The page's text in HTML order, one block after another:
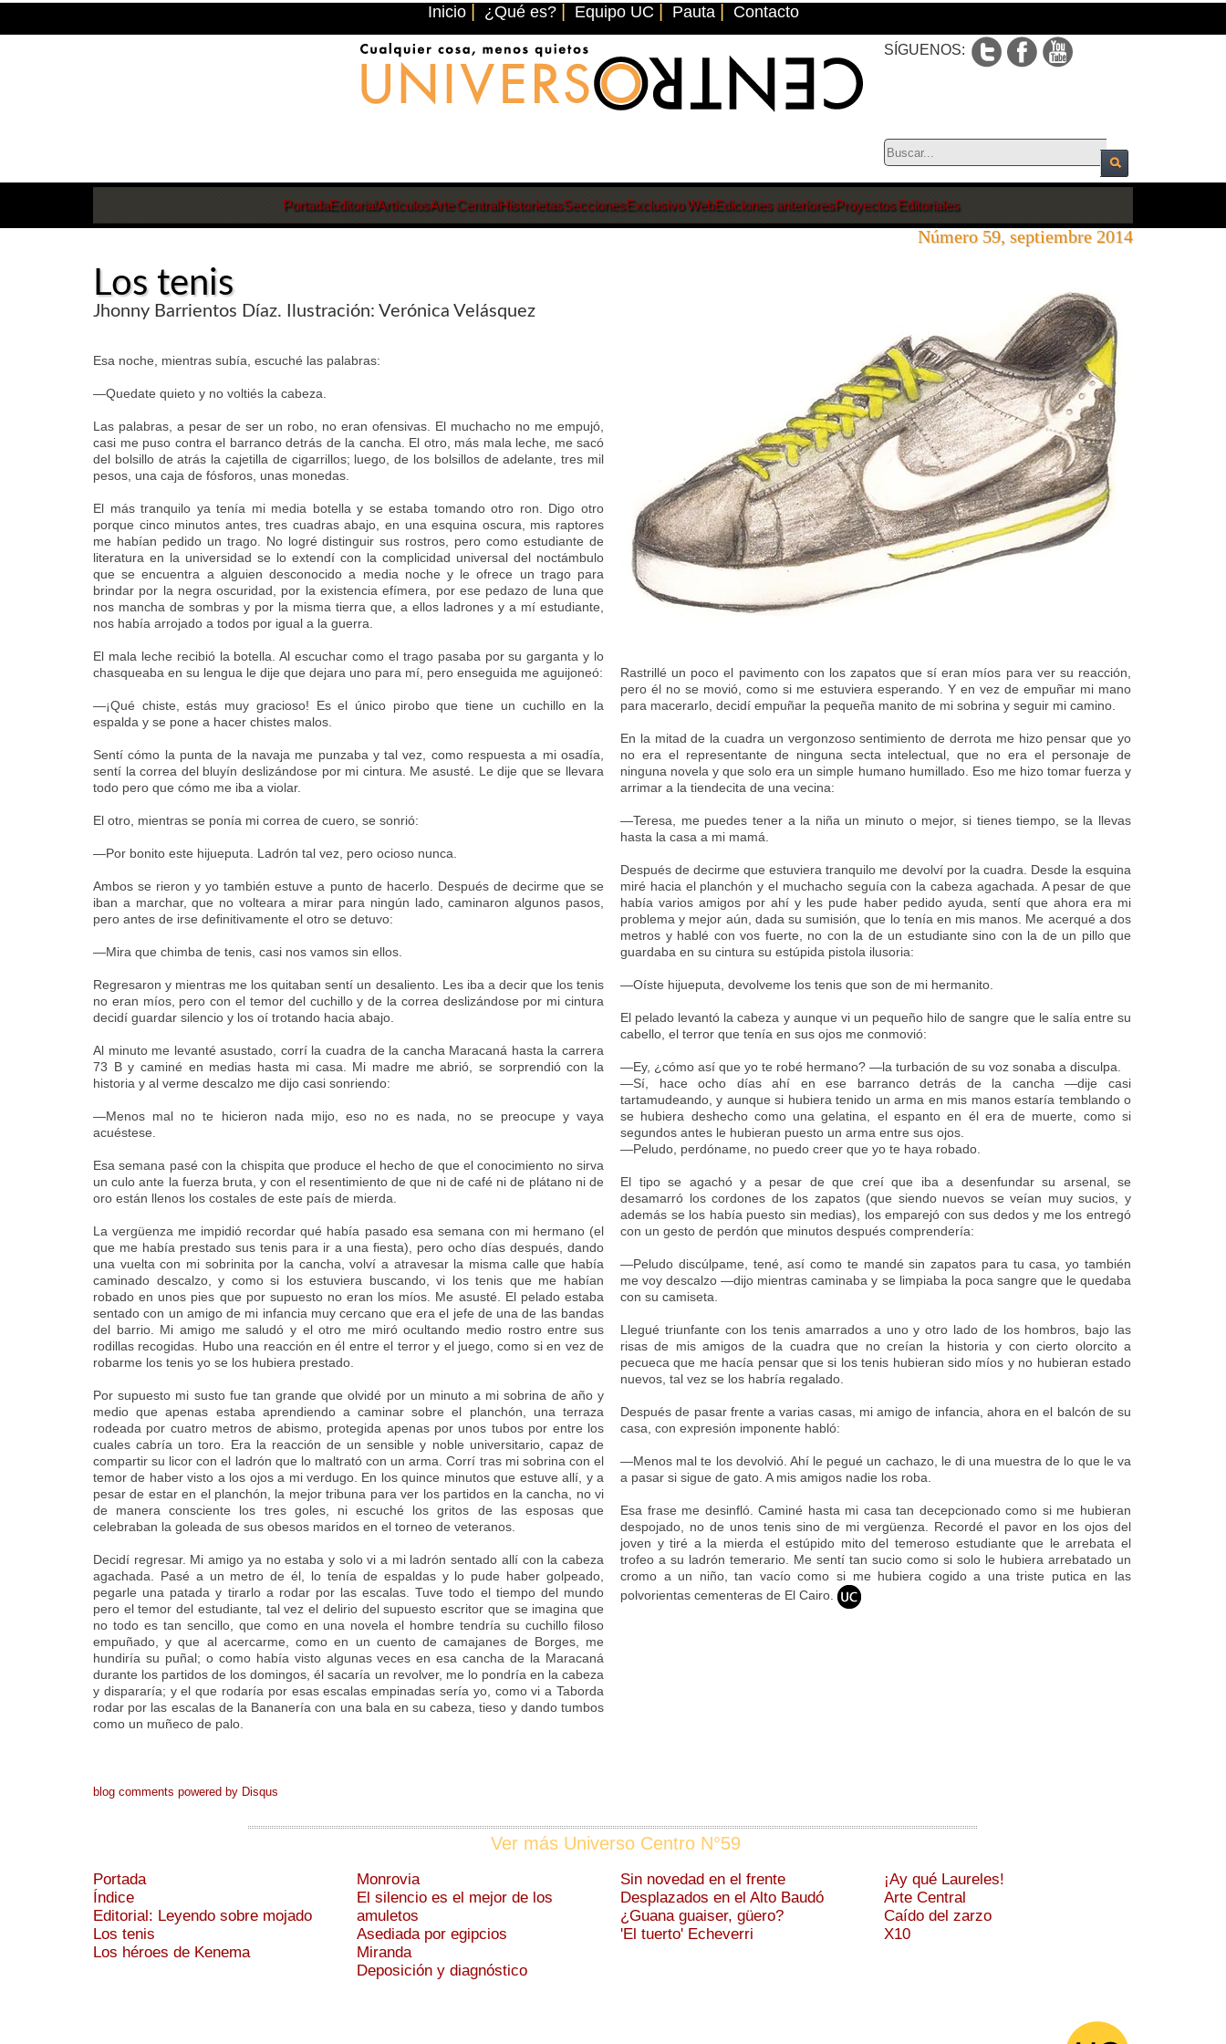
Inicio ¿Qué es? Equipo UC Pauta Contacto
SÍGUENOS:
PortadaEditorialArtículosArte CentralHistorietasSeccionesExclusivo WebEdiciones anterioresProyectos Editoriales
Número 59, septiembre 2014
Los tenis
Jhonny Barrientos Díaz. Ilustración: Verónica Velásquez
Esa noche, mientras subía, escuché las palabras:
—Quedate quieto y no voltiés la cabeza.
Las palabras, a pesar de ser un robo, no eran ofensivas. El muchacho no me empujó,
casi me puso contra el barranco detrás de la cancha. El otro, más mala leche, me sacó
del bolsillo de atrás la cajetilla de cigarrillos; luego, de los bolsillos de adelante, tres mil
pesos, una caja de fósforos, unas monedas.
El más tranquilo ya tenía mi media botella y se estaba tomando otro ron. Digo otro
porque cinco minutos antes, tres cuadras abajo, en una esquina oscura, mis raptores
me habían pedido un trago. No logré distinguir sus rostros, pero como estudiante de
literatura en la universidad se lo extendí con la complicidad universal del noctámbulo
que se encuentra a alguien desconocido a media noche y le ofrece un trago para
brindar por la negra oscuridad, por la existencia efímera, por ese pedazo de luna que
nos mancha de sombras y por la misma tierra que, a ellos ladrones y a mí estudiante,
nos había arrojado a todos por igual a la guerra.
El mala leche recibió la botella. Al escuchar como el trago pasaba por su garganta y lo
chasqueaba en su lengua le dije que dejara uno para mí, pero enseguida me aguijoneó:
—¡Qué chiste, estás muy gracioso! Es el único pirobo que tiene un cuchillo en la
espalda y se pone a hacer chistes malos.
Sentí cómo la punta de la navaja me punzaba y tal vez, como respuesta a mi osadía,
sentí la correa del bluyín deslizándose por mi cintura. Me asusté. Le dije que se llevara
todo pero que cómo me iba a violar.
El otro, mientras se ponía mi correa de cuero, se sonrió:
—Por bonito este hijueputa. Ladrón tal vez, pero ocioso nunca.
Ambos se rieron y yo también estuve a punto de hacerlo. Después de decirme que se
iban a marchar, que no volteara a mirar para ningún lado, caminaron algunos pasos,
pero antes de irse definitivamente el otro se detuvo:
—Mira que chimba de tenis, casi nos vamos sin ellos.
Regresaron y mientras me los quitaban sentí un desaliento. Les iba a decir que los tenis
no eran míos, pero con el temor del cuchillo y de la correa deslizándose por mi cintura
decidí guardar silencio y los oí trotando hacia abajo.
Al minuto me levanté asustado, corrí la cuadra de la cancha Maracaná hasta la carrera
73 B y caminé en medias hasta mi casa. Mi madre me abrió, se sorprendió con la
historia y al verme descalzo me dijo casi sonriendo:
—Menos mal no te hicieron nada mijo, eso no es nada, no se preocupe y vaya
acuéstese.
Esa semana pasé con la chispita que produce el hecho de que el conocimiento no sirva
un culo ante la fuerza bruta, y con el resentimiento de que ni de café ni de plátano ni de
oro están llenos los costales de este país de mierda.
La vergüenza me impidió recordar qué había pasado esa semana con mi hermano (el
que me había prestado sus tenis para ir a una fiesta), pero ocho días después, dando
una vuelta con mi sobrinita por la cancha, volví a atravesar la misma calle que había
caminado descalzo, y como si los estuviera buscando, vi los tenis que me habían
robado en unos pies que por supuesto no eran los míos. Me asusté. El pelado estaba
sentado con un amigo de mi infancia muy cercano que era el jefe de una de las bandas
del barrio. Mi amigo me saludó y el otro me miró ocultando medio rostro entre sus
rodillas recogidas. Hubo una reacción en él entre el terror y el juego, como si en vez de
robarme los tenis yo se los hubiera prestado.
Por supuesto mi susto fue tan grande que olvidé por un minuto a mi sobrina de año y
medio que apenas estaba aprendiendo a caminar sobre el planchón, una terraza
rodeada por cuatro metros de abismo, protegida apenas por unos tubos por entre los
cuales cabría un toro. Era la reacción de un sensible y noble universitario, capaz de
compartir su licor con el ladrón que lo maltrató con un arma. Corrí tras mi sobrina con el
temor de haber visto a los ojos a mi verdugo. En los quince minutos que estuve allí, y a
pesar de estar en el planchón, la mejor tribuna para ver los partidos en la cancha, no vi
de manera consciente los tres goles, ni escuché los gritos de las esposas que
celebraban la goleada de sus obesos maridos en el torneo de veteranos.
Decidí regresar. Mi amigo ya no estaba y solo vi a mi ladrón sentado allí con la cabeza
agachada. Pasé a un metro de él, lo tenía de espaldas y lo pude haber golpeado,
pegarle una patada y tirarlo a rodar por las escalas. Tuve todo el tiempo del mundo
pero el temor del estudiante, tal vez el delirio del supuesto escritor que se imagina que
no todo es tan sencillo, que como en una novela el hombre tendría su cuchillo filoso
empuñado, y que al acercarme, como en un cuento de camajanes de Borges, me
hundiría su puñal; o como había visto algunas veces en esa cancha de la Maracaná
durante los partidos de los domingos, él sacaría un revolver, me lo pondría en la cabeza
y dispararía; y el que rodaría por esas escalas empinadas sería yo, como vi a Taborda
rodar por las escalas de la Bananería con una bala en su cabeza, tieso y dando tumbos
como un muñeco de palo.
Rastrillé un poco el pavimento con los zapatos que sí eran míos para ver su reacción,
pero él no se movió, como si me estuviera esperando. Y en vez de empuñar mi mano
para macerarlo, decidí empuñar la pequeña manito de mi sobrina y seguir mi camino.
En la mitad de la cuadra un vergonzoso sentimiento de derrota me hizo pensar que yo
no era el representante de ninguna secta intelectual, que no era el personaje de
ninguna novela y que solo era un simple humano humillado. Eso me hizo tomar fuerza y
arrimar a la tiendecita de una vecina:
—Teresa, me puedes tener a la niña un minuto o mejor, si tienes tiempo, se la llevas
hasta la casa a mi mamá.
Después de decirme que estuviera tranquilo me devolví por la cuadra. Desde la esquina
miré hacia el planchón y el muchacho seguía con la cabeza agachada. A pesar de que
había varios amigos por ahí y les pude haber pedido ayuda, sentí que ahora era mi
problema y mejor aún, dada su sumisión, que lo tenía en mis manos. Me acerqué a dos
metros y hablé con vos fuerte, no con la de un estudiante sino con la de un pillo que
guardaba en su cintura su estúpida pistola ilusoria:
—Oíste hijueputa, devolveme los tenis que son de mi hermanito.
El pelado levantó la cabeza y aunque vi un pequeño hilo de sangre que le salía entre su
cabello, el terror que tenía en sus ojos me conmovió:
—Ey, ¿cómo así que yo te robé hermano? —la turbación de su voz sonaba a disculpa.
—Sí, hace ocho días ahí en ese barranco detrás de la cancha —dije casi
tartamudeando, y aunque si hubiera tenido un arma en mis manos estaría temblando o
se hubiera deshecho como una gelatina, el espanto en él era de muerte, como si
segundos antes le hubieran puesto un arma entre sus ojos.
—Peludo, perdóname, no puedo creer que yo te haya robado.
El tipo se agachó y a pesar de que creí que iba a desenfundar su arsenal, se
desamarró los cordones de los zapatos (que siendo nuevos se veían muy sucios, y
además se los había puesto sin medias), los emparejó con sus dedos y me los entregó
con un gesto de perdón que minutos después comprendería:
—Peludo discúlpame, tené, así como te mandé sin zapatos para tu casa, yo también
me voy descalzo —dijo mientras caminaba y se limpiaba la poca sangre que le quedaba
con su camiseta.
Llegué triunfante con los tenis amarrados a uno y otro lado de los hombros, bajo las
risas de mis amigos de la cuadra que no creían la historia y con cierto olorcito a
pecueca que me hacía pensar que si los tenis hubieran sido míos y no hubieran estado
nuevos, tal vez se los habría regalado.
Después de pasar frente a varias casas, mi amigo de infancia, ahora en el balcón de su
casa, con expresión imponente habló:
—Menos mal te los devolvió. Ahí le pegué un cachazo, le di una muestra de lo que le va
a pasar si sigue de gato. A mis amigos nadie los roba.
Esa frase me desinfló. Caminé hasta mi casa tan decepcionado como si me hubieran
despojado, no de unos tenis sino de mi vergüenza. Recordé el pavor en los ojos del
joven y tiré a la mierda el estúpido mito del temeroso estudiante que le arrebata el
trofeo a su ladrón temerario. Me sentí tan sucio como si solo le hubiera arrebatado un
cromo a un niño, tan vacío como si me hubiera cogido a una triste putica en las
polvorientas cementeras de El Cairo.
blog comments powered by Disqus
Ver más Universo Centro N°59
Portada
Índice
Editorial: Leyendo sobre mojado
Los tenis
Los héroes de Kenema
Monrovia
El silencio es el mejor de los
amuletos
Asediada por egipcios
Miranda
Deposición y diagnóstico
Sin novedad en el frente
Desplazados en el Alto Baudó
¿Guana guaiser, güero?
'El tuerto' Echeverri
¡Ay qué Laureles!
Arte Central
Caído del zarzo
X10